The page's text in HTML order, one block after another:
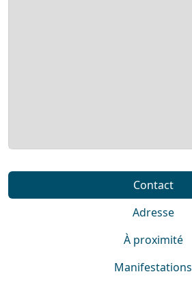
Contact
Adresse
À proximité
Manifestations